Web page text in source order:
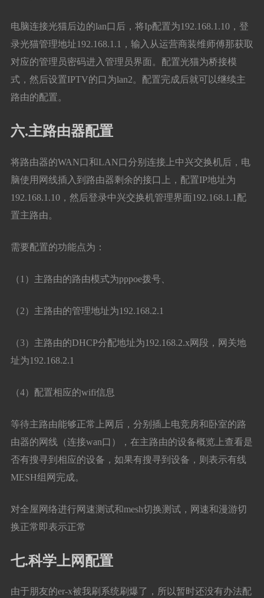
电脑连接光猫后边的lan口后，将Ip配置为192.168.1.10，登
录光猫管理地址192.168.1.1，输入从运营商装维师傅那获取
对应的管理员密码进入管理员界面。配置光猫为桥接模
式，然后设置IPTV的口为lan2。配置完成后就可以继续主
路由的配置。
六.主路由器配置
将路由器的WAN口和LAN口分别连接上中兴交换机后，电
脑使用网线插入到路由器剩余的接口上，配置IP地址为
192.168.1.10，然后登录中兴交换机管理界面192.168.1.1配
置主路由。
需要配置的功能点为：
（1）主路由的路由模式为pppoe拨号、
（2）主路由的管理地址为192.168.2.1
（3）主路由的DHCP分配地址为192.168.2.x网段，网关地
址为192.168.2.1
（4）配置相应的wifi信息
等待主路由能够正常上网后，分别插上电竞房和卧室的路
由器的网线（连接wan口），在主路由的设备概览上查看是
否有搜寻到相应的设备，如果有搜寻到设备，则表示有线
MESH组网完成。
对全屋网络进行网速测试和mesh切换测试，网速和漫游切
换正常即表示正常
七.科学上网配置
由于朋友的er-x被我刷系统刷爆了，所以暂时还没有办法配